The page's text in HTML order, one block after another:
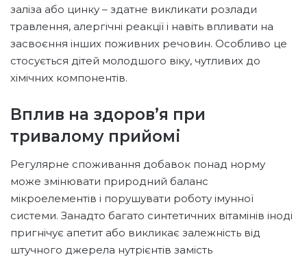
заліза або цинку – здатне викликати розлади
травлення, алергічні реакції і навіть впливати на
засвоєння інших поживних речовин. Особливо це
стосується дітей молодшого віку, чутливих до
хімічних компонентів.
Вплив на здоров’я при
тривалому прийомі
Регулярне споживання добавок понад норму
може змінювати природний баланс
мікроелементів і порушувати роботу імунної
системи. Занадто багато синтетичних вітамінів іноді
пригнічує апетит або викликає залежність від
штучного джерела нутрієнтів замість